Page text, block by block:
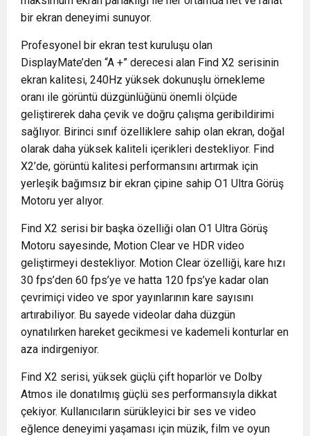
bir ekran deneyimi sunuyor.
Profesyonel bir ekran test kuruluşu olan
DisplayMate’den “A +” derecesi alan Find X2 serisinin
ekran kalitesi, 240Hz yüksek dokunuşlu örnekleme
oranı ile görüntü düzgünlüğünü önemli ölçüde
geliştirerek daha çevik ve doğru çalışma geribildirimi
sağlıyor. Birinci sınıf özelliklere sahip olan ekran, doğal
olarak daha yüksek kaliteli içerikleri destekliyor. Find
X2’de, görüntü kalitesi performansını artırmak için
yerleşik bağımsız bir ekran çipine sahip O1 Ultra Görüş
Motoru yer alıyor.
Find X2 serisi bir başka özelliği olan O1 Ultra Görüş
Motoru sayesinde, Motion Clear ve HDR video
geliştirmeyi destekliyor. Motion Clear özelliği, kare hızı
30 fps’den 60 fps’ye ve hatta 120 fps’ye kadar olan
çevrimiçi video ve spor yayınlarının kare sayısını
artırabiliyor. Bu sayede videolar daha düzgün
oynatılırken hareket gecikmesi ve kademeli konturlar en
aza indirgeniyor.
Find X2 serisi, yüksek güçlü çift hoparlör ve Dolby
Atmos ile donatılmış güçlü ses performansıyla dikkat
çekiyor. Kullanıcıların sürükleyici bir ses ve video
eğlence deneyimi yaşaması için müzik, film ve oyun